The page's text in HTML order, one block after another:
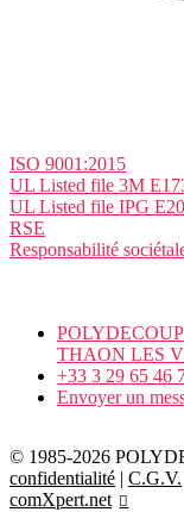
ISO 9001:2015
UL Listed file 3M
UL Listed file IPG
RSE
Responsabilité
THAON LES
+33 3 29 65 46
Envoyer un
© 1985-2026
confidentialité | C.G.V.
comXpert.net